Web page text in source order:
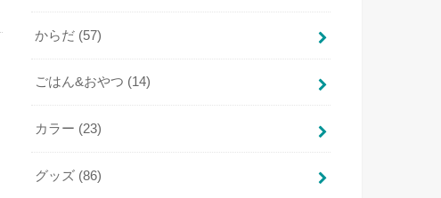
からだ (57)
ごはん&おやつ (14)
カラー (23)
グッズ (86)